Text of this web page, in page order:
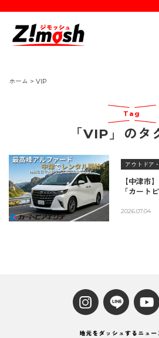
ホーム > VIP
Tag
「VIP」のタ
アウトドア
【中津市
「カート
タート！
2026.07.04